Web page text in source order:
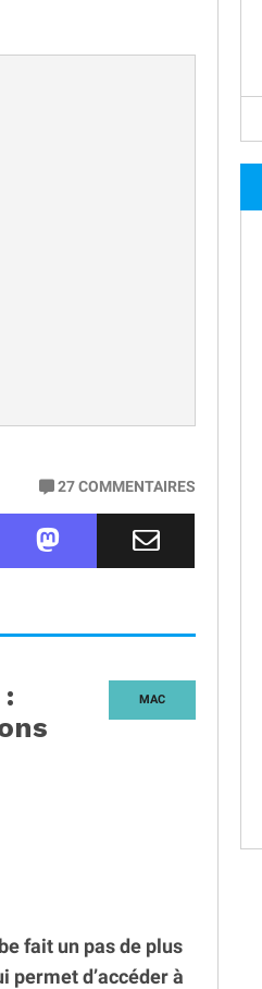
27COMMENTAIRES
MAC
fait un pas de plus
permet d’accéder à